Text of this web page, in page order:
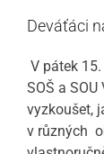
Deváťáci
V pátek
SOŠ a
vyzkoušet,
v různých